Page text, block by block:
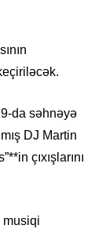
da səhnəyə
DJ Martin
çıxışlarını
musiqi